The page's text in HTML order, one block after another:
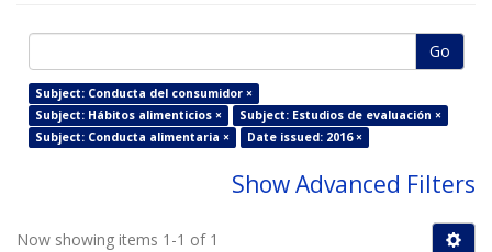
Go
Subject: Conducta del consumidor ×
Subject: Hábitos alimenticios ×
Subject: Estudios de evaluación ×
Subject: Conducta alimentaria ×
Date issued: 2016 ×
Show Advanced Filters
Now showing items 1-1 of 1